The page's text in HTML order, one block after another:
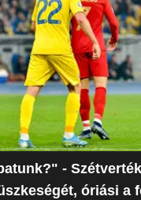
-
óriási a